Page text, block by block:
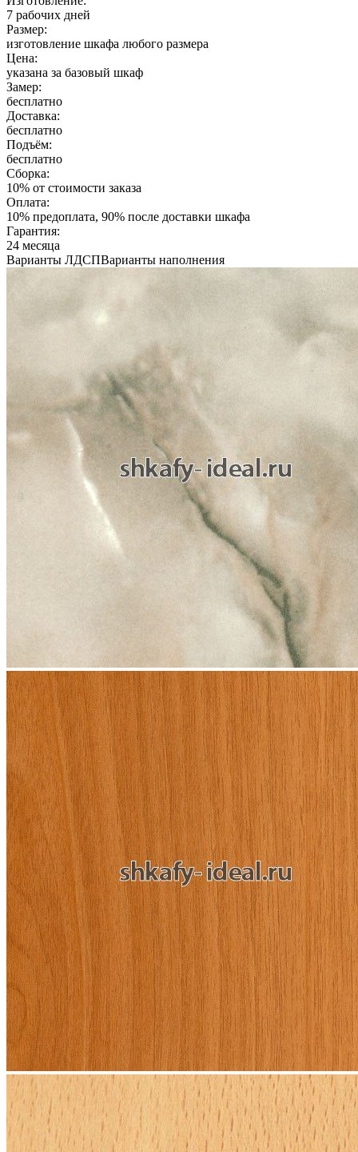
7 рабочих дней
Размер:
изготовление шкафа любого размера
Цена:
указана за базовый шкаф
Замер:
бесплатно
Доставка:
бесплатно
Подъём:
бесплатно
Сборка:
10% от стоимости заказа
Оплата:
10% предоплата, 90% после доставки шкафа
Гарантия:
24 месяца
Варианты ЛДСПВарианты наполнения